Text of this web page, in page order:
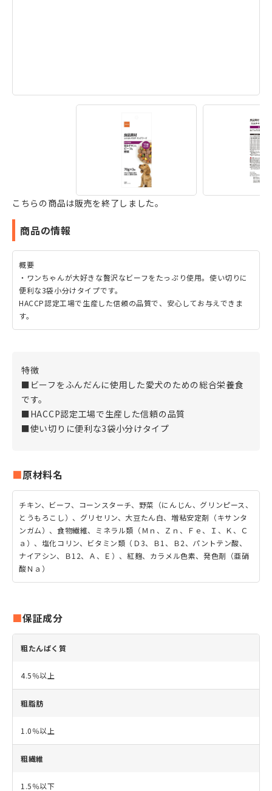
こちらの商品は販売を終了しました。
商品の情報
概要
・ワンちゃんが大好きな贅沢なビーフをたっぷり使用。使い切りに
便利な3袋小分けタイプです。
HACCP認定工場で生産した信頼の品質で、安心してお与えできま
す。
特徴
■ビーフをふんだんに使用した愛犬のための総合栄養食
です。
■HACCP認定工場で生産した信頼の品質
■使い切りに便利な3袋小分けタイプ
原材料名
チキン、ビーフ、コーンスターチ、野菜（にんじん、グリンピース、
とうもろこし）、グリセリン、大豆たん白、増粘安定剤（キサンタ
ンガム）、食物繊維、ミネラル類（Ｍｎ、Ｚｎ、Ｆｅ、Ｉ、Ｋ、Ｃ
ａ）、塩化コリン、ビタミン類（Ｄ3、Ｂ1、Ｂ2、パントテン酸、
ナイアシン、Ｂ12、Ａ、Ｅ）、紅麹、カラメル色素、発色剤（亜硝
酸Ｎａ）
保証成分
粗たんぱく質
4.5％以上
粗脂肪
1.0％以上
粗繊維
1.5％以下